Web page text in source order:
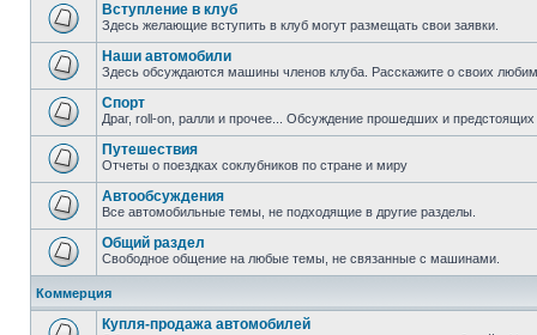
Вступление в клуб
Здесь желающие вступить в клуб могут размещать свои заявки.
Наши автомобили
Здесь обсуждаются машины членов клуба. Расскажите о своих
Спорт
Драг, roll-on, ралли и прочее... Обсуждение прошедших и предстоящих
Путешествия
Отчеты о поездках соклубников по стране и миру
Автообсуждения
Все автомобильные темы, не подходящие в другие разделы.
Общий раздел
Свободное общение на любые темы, не связанные с машинами.
Коммерция
Купля-продажа автомобилей